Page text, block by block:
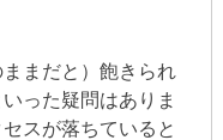
まだと）飽きられ
った疑問はありま
スが落ちていると